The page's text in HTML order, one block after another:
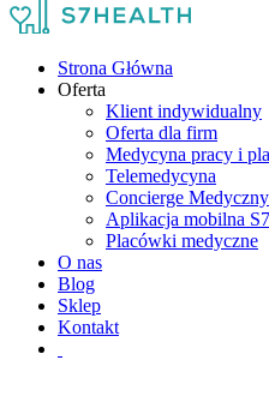
Strona Główna
Oferta
Klient indywidualny
Oferta dla firm
Medycyna pracy i
Telemedycyna
Concierge Medyczny
Aplikacja mobilna
Placówki medyczne
O nas
Blog
Sklep
Kontakt